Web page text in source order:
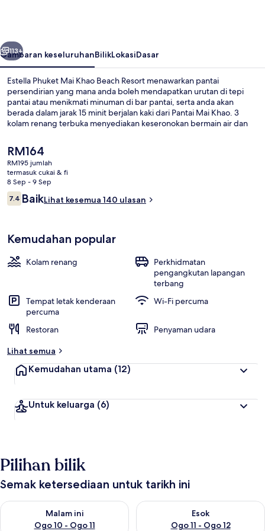
Resort
Seterusnya
113+
Gambaran keseluruhanBilikLokasiDasar
Estella Phuket Mai Khao Beach Resort menawarkan pantai
persendirian yang mana anda boleh mendapatkan urutan di tepi
pantai atau menikmati minuman di bar pantai, serta anda akan
berada dalam jarak 15 minit berjalan kaki dari Pantai Mai Khao. 3
kolam renang terbuka menyediakan keseronokan bermain air dan
pemandangan lautan, Seaven Sea Restaurant menyajikan sarapan,
makan tengah hari dan makan malam. Bar tepi kolam, kolam kanak-
kanak, dan bar/deli snek sorotan lain di hotel mewah ini.
Harga
semasa
ialah
RM164
RM164
RM195 jumlah
termasuk cukai & fi
8 Sep - 9 Sep
Ulasan
7.47.4 daripada 10
BaikLihat kesemua 140 ulasan
Kemudahan popular
Kolam renang
Perkhidmatan
pengangkutan lapangan
terbang
Tempat letak kenderaan
percuma
Wi-Fi percuma
Restoran
Penyaman udara
Lihat semua
Kemudahan utama (12)
Untuk keluarga (6)
Pilihan bilik
Semak ketersediaan untuk tarikh ini
Malam ini
Ogo 10 - Ogo 11
Semak ketersediaan untuk malam ini Ogo 10 - Ogo 11
Esok
Ogo 11 - Ogo 12
Semak ketersediaan untuk